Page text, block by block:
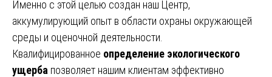
Именно с этой целью создан наш Центр,
аккумулирующий опыт в области охраны окружающей
среды и оценочной деятельности.
Квалифицированное определение экологического
ущерба позволяет нашим клиентам эффективно